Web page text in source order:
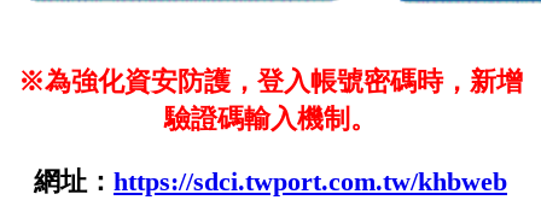
※為強化資安防護，登入帳號密碼時，新增
驗證碼輸入機制。
網址： https://sdci.twport.com.tw/khbweb